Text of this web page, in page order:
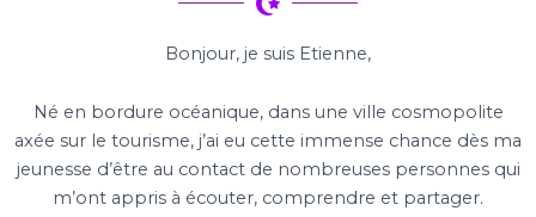
Bonjour, je suis Etienne,
Né en bordure océanique, dans une ville cosmopolite
axée sur le tourisme, j’ai eu cette immense chance dès ma
jeunesse d’être au contact de nombreuses personnes qui
m’ont appris à écouter, comprendre et partager.